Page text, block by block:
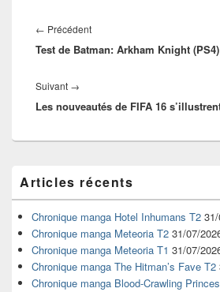
de
l’article
← PrécédentArticle
précédent :
Test de Batman: Arkham Knight (PS4)
Suivant →
suivant :
Les nouveautés de FIFA 16
principale
de
widget
pour
barre
latérale
Articles récents
Chronique manga Hotel Inhumans T2
Chronique manga Meteoria T2 31/07/
Chronique manga Meteoria T1 31/07/
Chronique manga The Hitman’s Fave T2
Chronique manga Blood-Crawling